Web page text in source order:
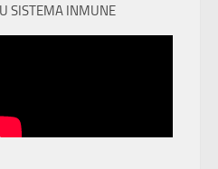
SISTEMA INMUNE